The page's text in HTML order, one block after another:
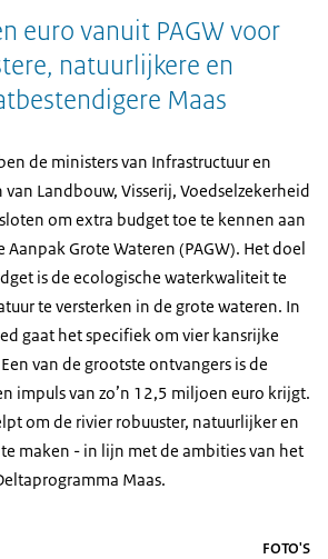
euro vanuit PAGW voor
natuurlijkere en
Maas
de ministers van Infrastructuur en
Landbouw, Visserij, Voedselzekerheid
om extra budget toe te kennen aan
Grote Wateren (PAGW). Het doel
is de ecologische waterkwaliteit te
te versterken in de grote wateren. In
gaat het specifiek om vier kansrijke
van de grootste ontvangers is de
impuls van zo’n 12,5 miljoen euro krijgt.
om de rivier robuuster, natuurlijker en
maken - in lijn met de ambities van het
Maas.
FOTO'S